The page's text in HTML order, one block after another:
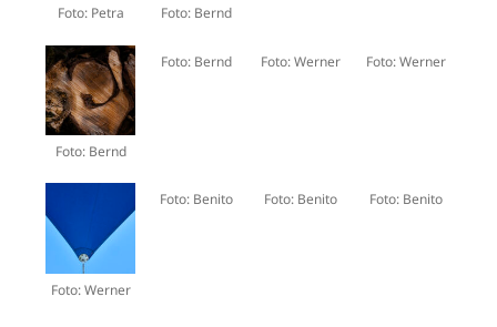
Foto: Petra Foto: Bernd
Foto: Bernd
Foto: Bernd Foto: Werner Foto: Werner
Foto: Werner
Foto: Benito Foto: Benito Foto: Benito